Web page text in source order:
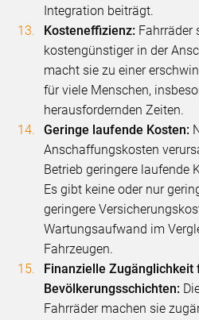
Integration beiträgt.
Kosteneffizienz: Fahrräder
kostengünstiger in der
macht sie zu einer
für viele Menschen,
herausfordernden Zeiten.
Geringe laufende Kosten:
Anschaffungskosten
Betrieb geringere laufende
Es gibt keine oder nur
geringere
Wartungsaufwand im
Fahrzeugen.
Finanzielle Zugänglichkeit
Bevölkerungsschichten:
Fahrräder machen sie